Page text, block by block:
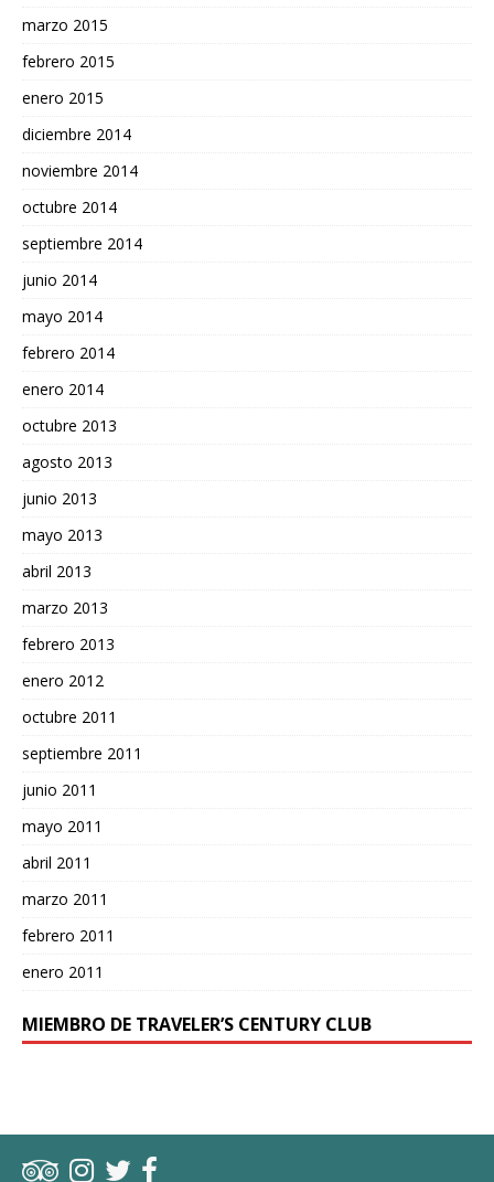
marzo 2015
febrero 2015
enero 2015
diciembre 2014
noviembre 2014
octubre 2014
septiembre 2014
junio 2014
mayo 2014
febrero 2014
enero 2014
octubre 2013
agosto 2013
junio 2013
mayo 2013
abril 2013
marzo 2013
febrero 2013
enero 2012
octubre 2011
septiembre 2011
junio 2011
mayo 2011
abril 2011
marzo 2011
febrero 2011
enero 2011
MIEMBRO DE TRAVELER’S CENTURY CLUB